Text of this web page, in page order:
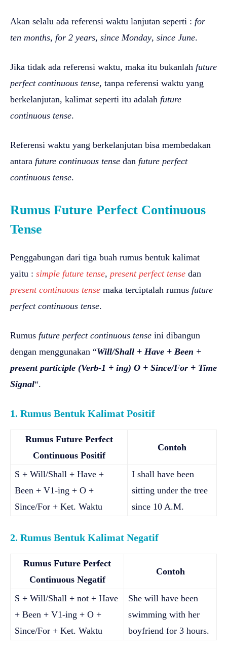
Akan selalu ada referensi waktu lanjutan seperti : for
ten months, for 2 years, since Monday, since June.
Jika tidak ada referensi waktu, maka itu bukanlah future
perfect continuous tense, tanpa referensi waktu yang
berkelanjutan, kalimat seperti itu adalah future
continuous tense.
Referensi waktu yang berkelanjutan bisa membedakan
antara future continuous tense dan future perfect
continuous tense.
Rumus Future Perfect Continuous
Tense
Penggabungan dari tiga buah rumus bentuk kalimat
yaitu : simple future tense, present perfect tense dan
present continuous tense maka terciptalah rumus future
perfect continuous tense.
Rumus future perfect continuous tense ini dibangun
dengan menggunakan “Will/Shall + Have + Been +
present participle (Verb-1 + ing) O + Since/For + Time
Signal“.
1. Rumus Bentuk Kalimat Positif
Rumus Future Perfect
Continuous Positif
Contoh
S + Will/Shall + Have +
Been + V1-ing + O +
Since/For + Ket. Waktu
I shall have been
sitting under the tree
since 10 A.M.
2. Rumus Bentuk Kalimat Negatif
Rumus Future Perfect
Continuous Negatif
Contoh
S + Will/Shall + not + Have
+ Been + V1-ing + O +
Since/For + Ket. Waktu
She will have been
swimming with her
boyfriend for 3 hours.